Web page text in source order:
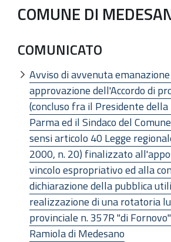
COMUNE DI
COMUNICATO
Avviso di avvenuta
approvazione dell'Accordo di
(concluso fra il Presidente
Parma ed il Sindaco del
sensi articolo 40 Legge
2000, n. 20) finalizzato
vincolo espropriativo ed alla
dichiarazione della pubblica
realizzazione di una rotatoria
provinciale n. 357R "di
Ramiola di Medesano